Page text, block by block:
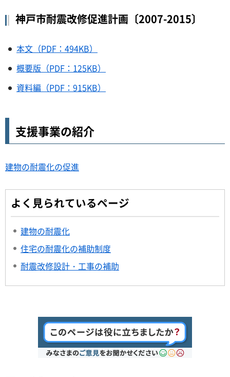
神戸市耐震改修促進計画〔2007-2015〕
本文（PDF：494KB）
概要版（PDF：125KB）
資料編（PDF：915KB）
支援事業の紹介
建物の耐震化の促進
よく見られているページ
建物の耐震化
住宅の耐震化の補助制度
耐震改修設計・工事の補助